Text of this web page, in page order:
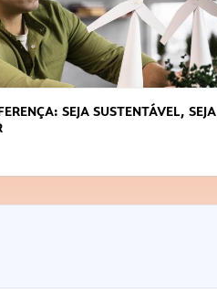
SEJA SUSTENTÁVEL, SEJA